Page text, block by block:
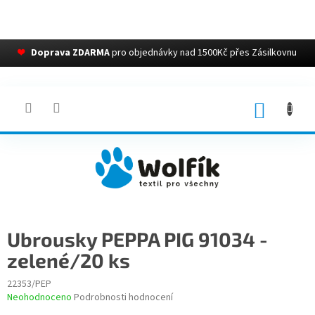
❤ Doprava ZDARMApro objednávky nad 1500Kč přes Zásilkovnu
Ubrousky PEPPA PIG 91034 -
zelené/20 ks
22353/PEP
Průměrné
Neohodnoceno Podrobnosti hodnocení